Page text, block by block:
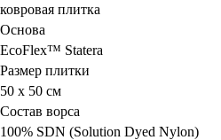
ковровая плитка
Основа
EcoFlex™ Statera
Размер плитки
50 х 50 см
Состав ворса
100% SDN (Solution Dyed Nylon)